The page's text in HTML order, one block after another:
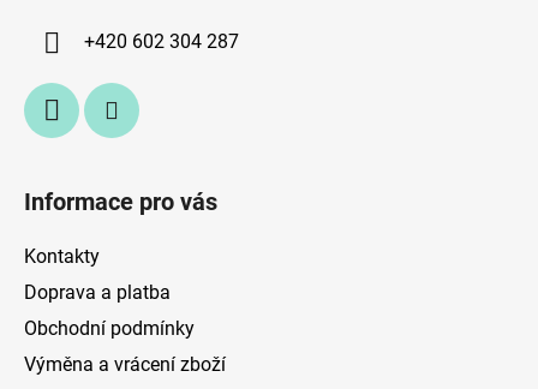
+420 602 304 287
Informace pro vás
Kontakty
Doprava a platba
Obchodní podmínky
Výměna a vrácení zboží